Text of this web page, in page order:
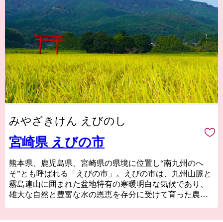
みやざきけん えびのし
宮崎県 えびの市
熊本県、鹿児島県、宮崎県の県境に位置し“南九州のへ
そ”とも呼ばれる「えびの市」。えびの市は、九州山脈と
霧島連山に囲まれた盆地特有の寒暖明白な気候であり、
雄大な自然と豊富な水の恩恵を存分に受けて育った農畜